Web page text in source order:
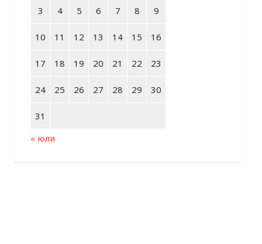
3 4 5 6 7 8 9
10 11 12 13 14 15 16
17 18 19 20 21 22 23
24 25 26 27 28 29 30
31
« юли